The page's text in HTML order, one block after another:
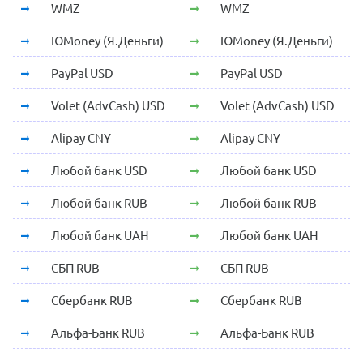
WMZ WMZ
ЮMoney (Я.Деньги) ЮMoney (Я.Деньги)
PayPal USD PayPal USD
Volet (AdvCash) USD Volet (AdvCash) USD
Alipay CNY Alipay CNY
Любой банк USD Любой банк USD
Любой банк RUB Любой банк RUB
Любой банк UAH Любой банк UAH
СБП RUB СБП RUB
Сбербанк RUB Сбербанк RUB
Альфа-Банк RUB Альфа-Банк RUB